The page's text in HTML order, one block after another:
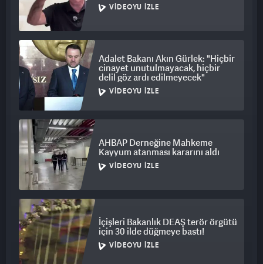
VIDEOYU İZLE
Adalet Bakanı Akın Gürlek: "Hiçbir
cinayet unutulmayacak, hiçbir
delil göz ardı edilmeyecek"
VIDEOYU İZLE
AHBAP Derneğine Mahkeme
Kayyum atanması kararını aldı
VIDEOYU İZLE
İçişleri Bakanlık DEAŞ terör örgütü
için 30 ilde düğmeye bastı!
VIDEOYU İZLE